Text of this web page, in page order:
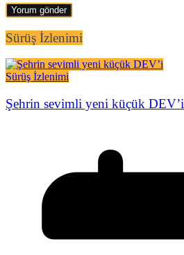
Sürüş İzlenimi
Sürüş İzlenimi
Şehrin sevimli yeni küçük DEV’i